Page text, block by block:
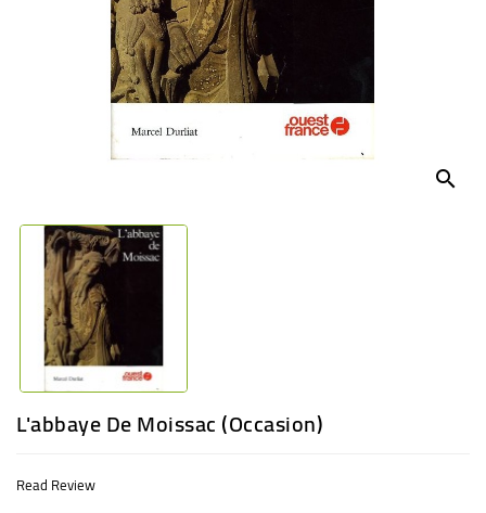
ENTERTAINMENT
search
L'abbaye De Moissac (Occasion)
Read Review